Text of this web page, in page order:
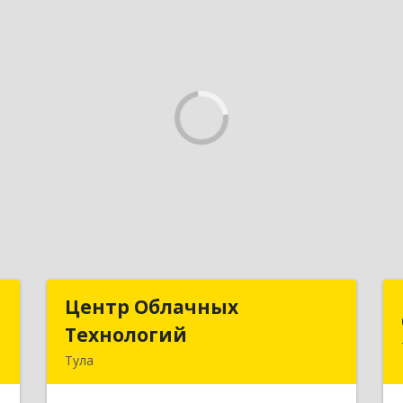
Центр Облачных
Технологий
Тула
Центр Облачных